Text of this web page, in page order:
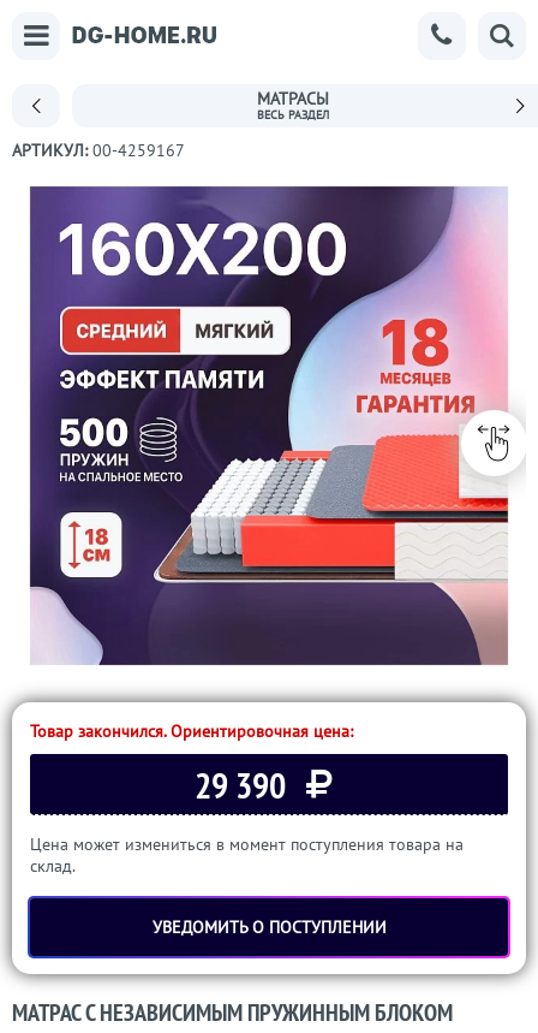
МАТРАСЫ
АРТИКУЛ:00-4259167
Товар закончился. Ориентировочная цена:
29 390
Цена может измениться в момент поступления товара на
склад.
УВЕДОМИТЬ О ПОСТУПЛЕНИИ
МАТРАС С НЕЗАВИСИМЫМ ПРУЖИННЫМ БЛОКОМ